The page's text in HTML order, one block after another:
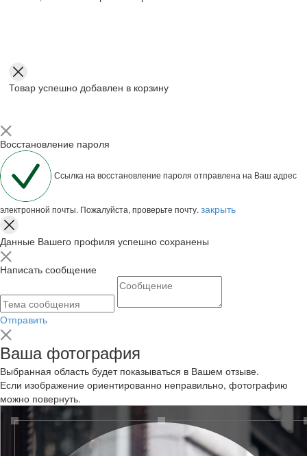
Товар успешно добавлен в корзину
Восстановление пароля
Ссылка на восстановление пароля отправлена на Ваш адрес
электронной почты. Пожалуйста, проверьте почту. закрыть
Данные Вашего профиля успешно сохранены
Написать сообщение
Отправить
Ваша фотография
Выбранная область будет показываться в Вашем отзыве.
Если изображение ориентированно неправильно, фотографию
можно повернуть.